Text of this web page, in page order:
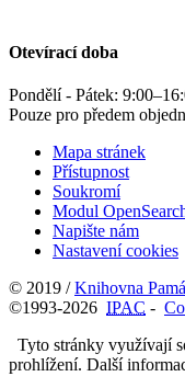
Otevírací doba
Pondělí - Pátek: 9:00–
Pouze pro předem
Mapa stránek
Přístupnost
Soukromí
Modul
Napište nám
Nastavení cookies
© 2019 /Knihovna
©1993-2026 IPAC -
Tyto stránky využívají
prohlížení. Další